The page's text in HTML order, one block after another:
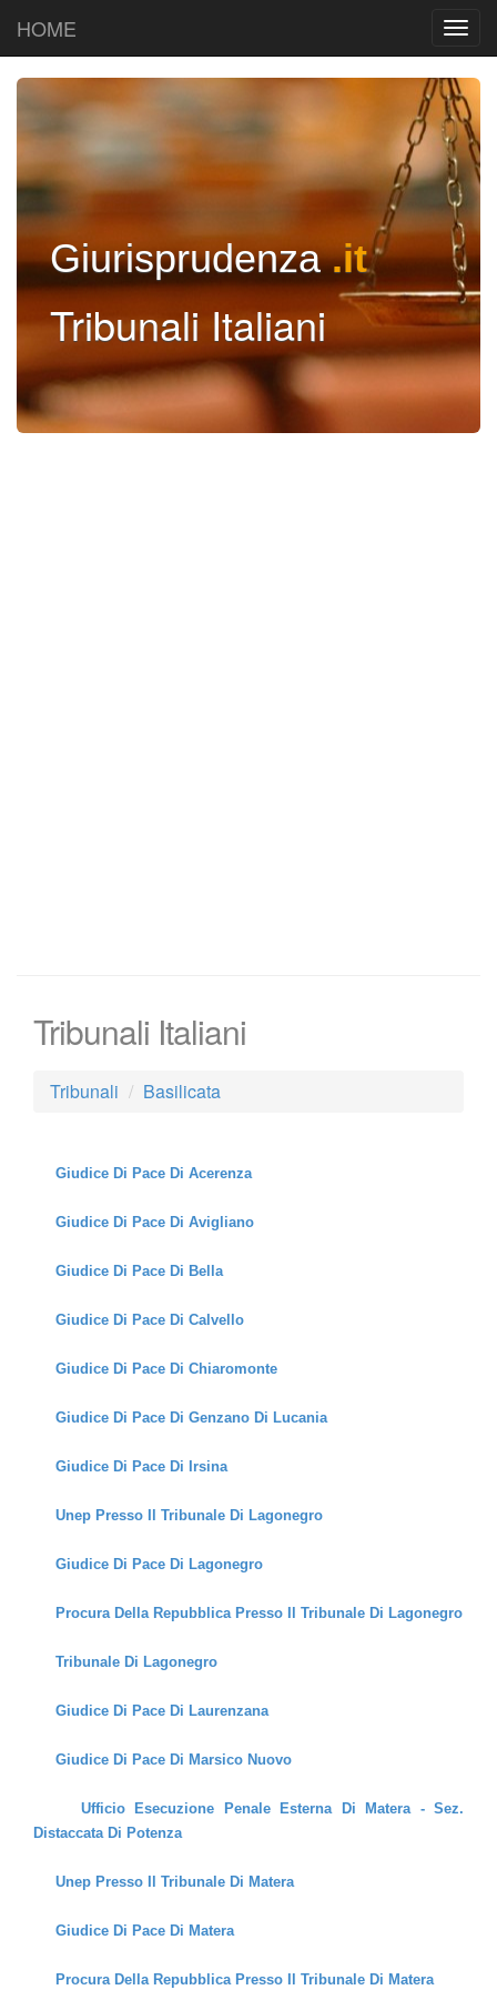
HOME
Giurisprudenza.it
Tribunali Italiani
Tribunali Italiani
Tribunali Basilicata
Giudice Di Pace Di Acerenza
Giudice Di Pace Di Avigliano
Giudice Di Pace Di Bella
Giudice Di Pace Di Calvello
Giudice Di Pace Di Chiaromonte
Giudice Di Pace Di Genzano Di Lucania
Giudice Di Pace Di Irsina
Unep Presso Il Tribunale Di Lagonegro
Giudice Di Pace Di Lagonegro
Procura Della Repubblica Presso Il Tribunale Di Lagonegro
Tribunale Di Lagonegro
Giudice Di Pace Di Laurenzana
Giudice Di Pace Di Marsico Nuovo
Ufficio Esecuzione Penale Esterna Di Matera - Sez.
Distaccata Di Potenza
Unep Presso Il Tribunale Di Matera
Giudice Di Pace Di Matera
Procura Della Repubblica Presso Il Tribunale Di Matera